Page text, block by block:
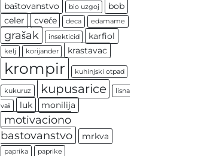
baštovanstvo bio uzgoj
bob
celer
cveće deca edamame
grašak insekticid karfiol
kelj korijander krastavac
krompir kuhinjski otpad
kukuruz kupusarice
lisna
vaš
luk monilija
motivaciono
bastovanstvo
mrkva
paprika paprike